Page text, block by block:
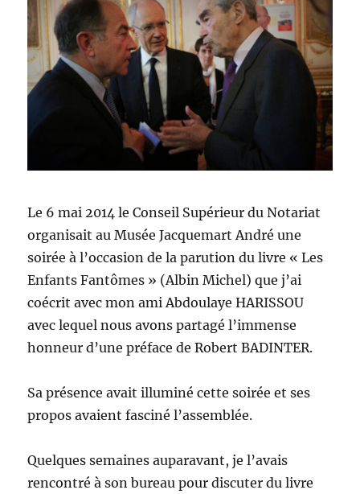
Le 6 mai 2014 le Conseil Supérieur du Notariat
organisait au Musée Jacquemart André une
soirée à l’occasion de la parution du livre « Les
Enfants Fantômes » (Albin Michel) que j’ai
coécrit avec mon ami Abdoulaye HARISSOU
avec lequel nous avons partagé l’immense
honneur d’une préface de Robert BADINTER.
Sa présence avait illuminé cette soirée et ses
propos avaient fasciné l’assemblée.
Quelques semaines auparavant, je l’avais
rencontré à son bureau pour discuter du livre